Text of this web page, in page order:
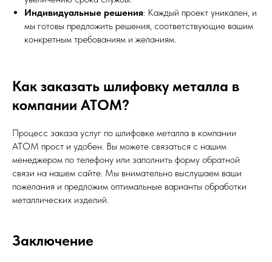
Индивидуальные решения: Каждый проект уникален, и
мы готовы предложить решения, соответствующие вашим
конкретным требованиям и желаниям.
Как заказать шлифовку металла в
компании АТОМ?
Процесс заказа услуг по шлифовке металла в компании
АТОМ прост и удобен. Вы можете связаться с нашим
менеджером по телефону или заполнить форму обратной
связи на нашем сайте. Мы внимательно выслушаем ваши
пожелания и предложим оптимальные варианты обработки
металлических изделий.
Заключение